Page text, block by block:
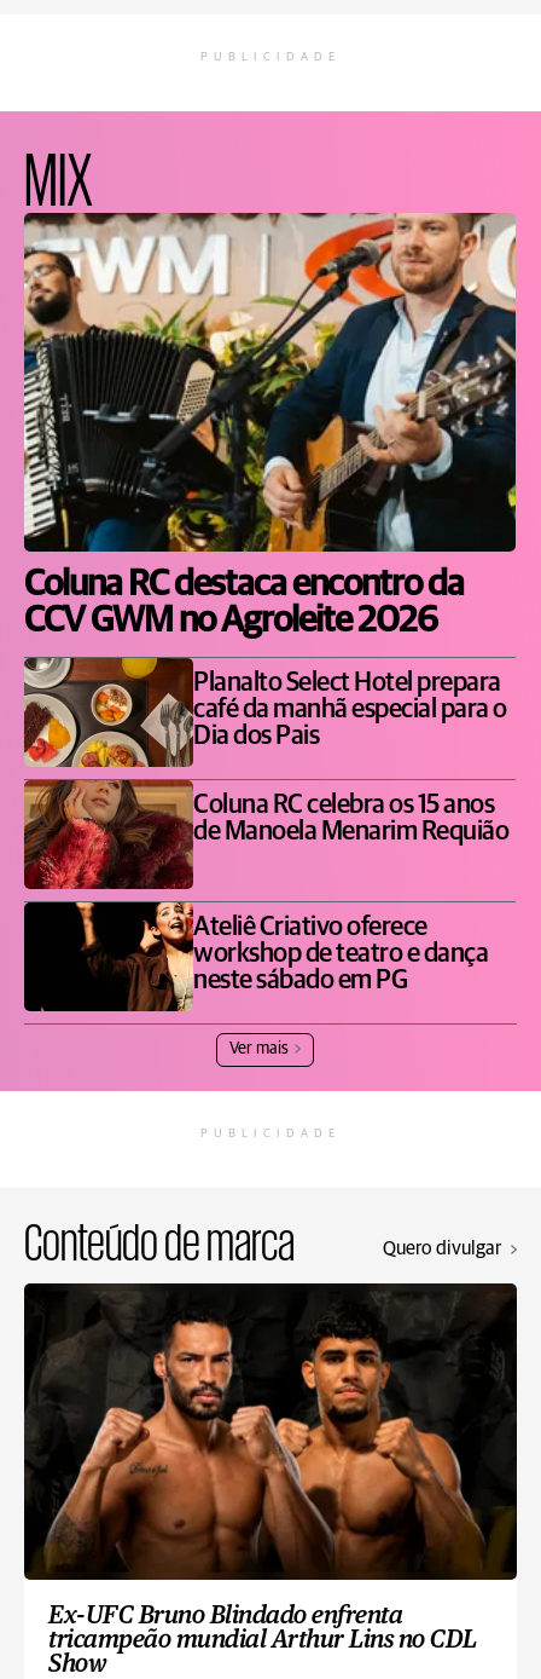
PUBLICIDADE
MIX
Coluna RC destaca encontro da
CCV GWM no Agroleite 2026
Planalto Select Hotel prepara
café da manhã especial para o
Dia dos Pais
Coluna RC celebra os 15 anos
de Manoela Menarim Requião
Ateliê Criativo oferece
workshop de teatro e dança
neste sábado em PG
Ver mais
PUBLICIDADE
Conteúdo de marca Quero divulgar
Ex-UFC Bruno Blindado enfrenta
tricampeão mundial Arthur Lins no CDL
Show